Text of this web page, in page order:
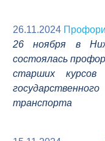
26.11.2024
26 ноября в
состоялась
старших курсов
транспорта